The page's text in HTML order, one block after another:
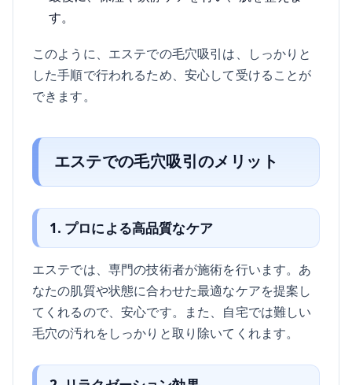
す。
このように、エステでの毛穴吸引は、しっかりと
した手順で行われるため、安心して受けることが
できます。
エステでの毛穴吸引のメリット
1. プロによる高品質なケア
エステでは、専門の技術者が施術を行います。あ
なたの肌質や状態に合わせた最適なケアを提案し
てくれるので、安心です。また、自宅では難しい
毛穴の汚れをしっかりと取り除いてくれます。